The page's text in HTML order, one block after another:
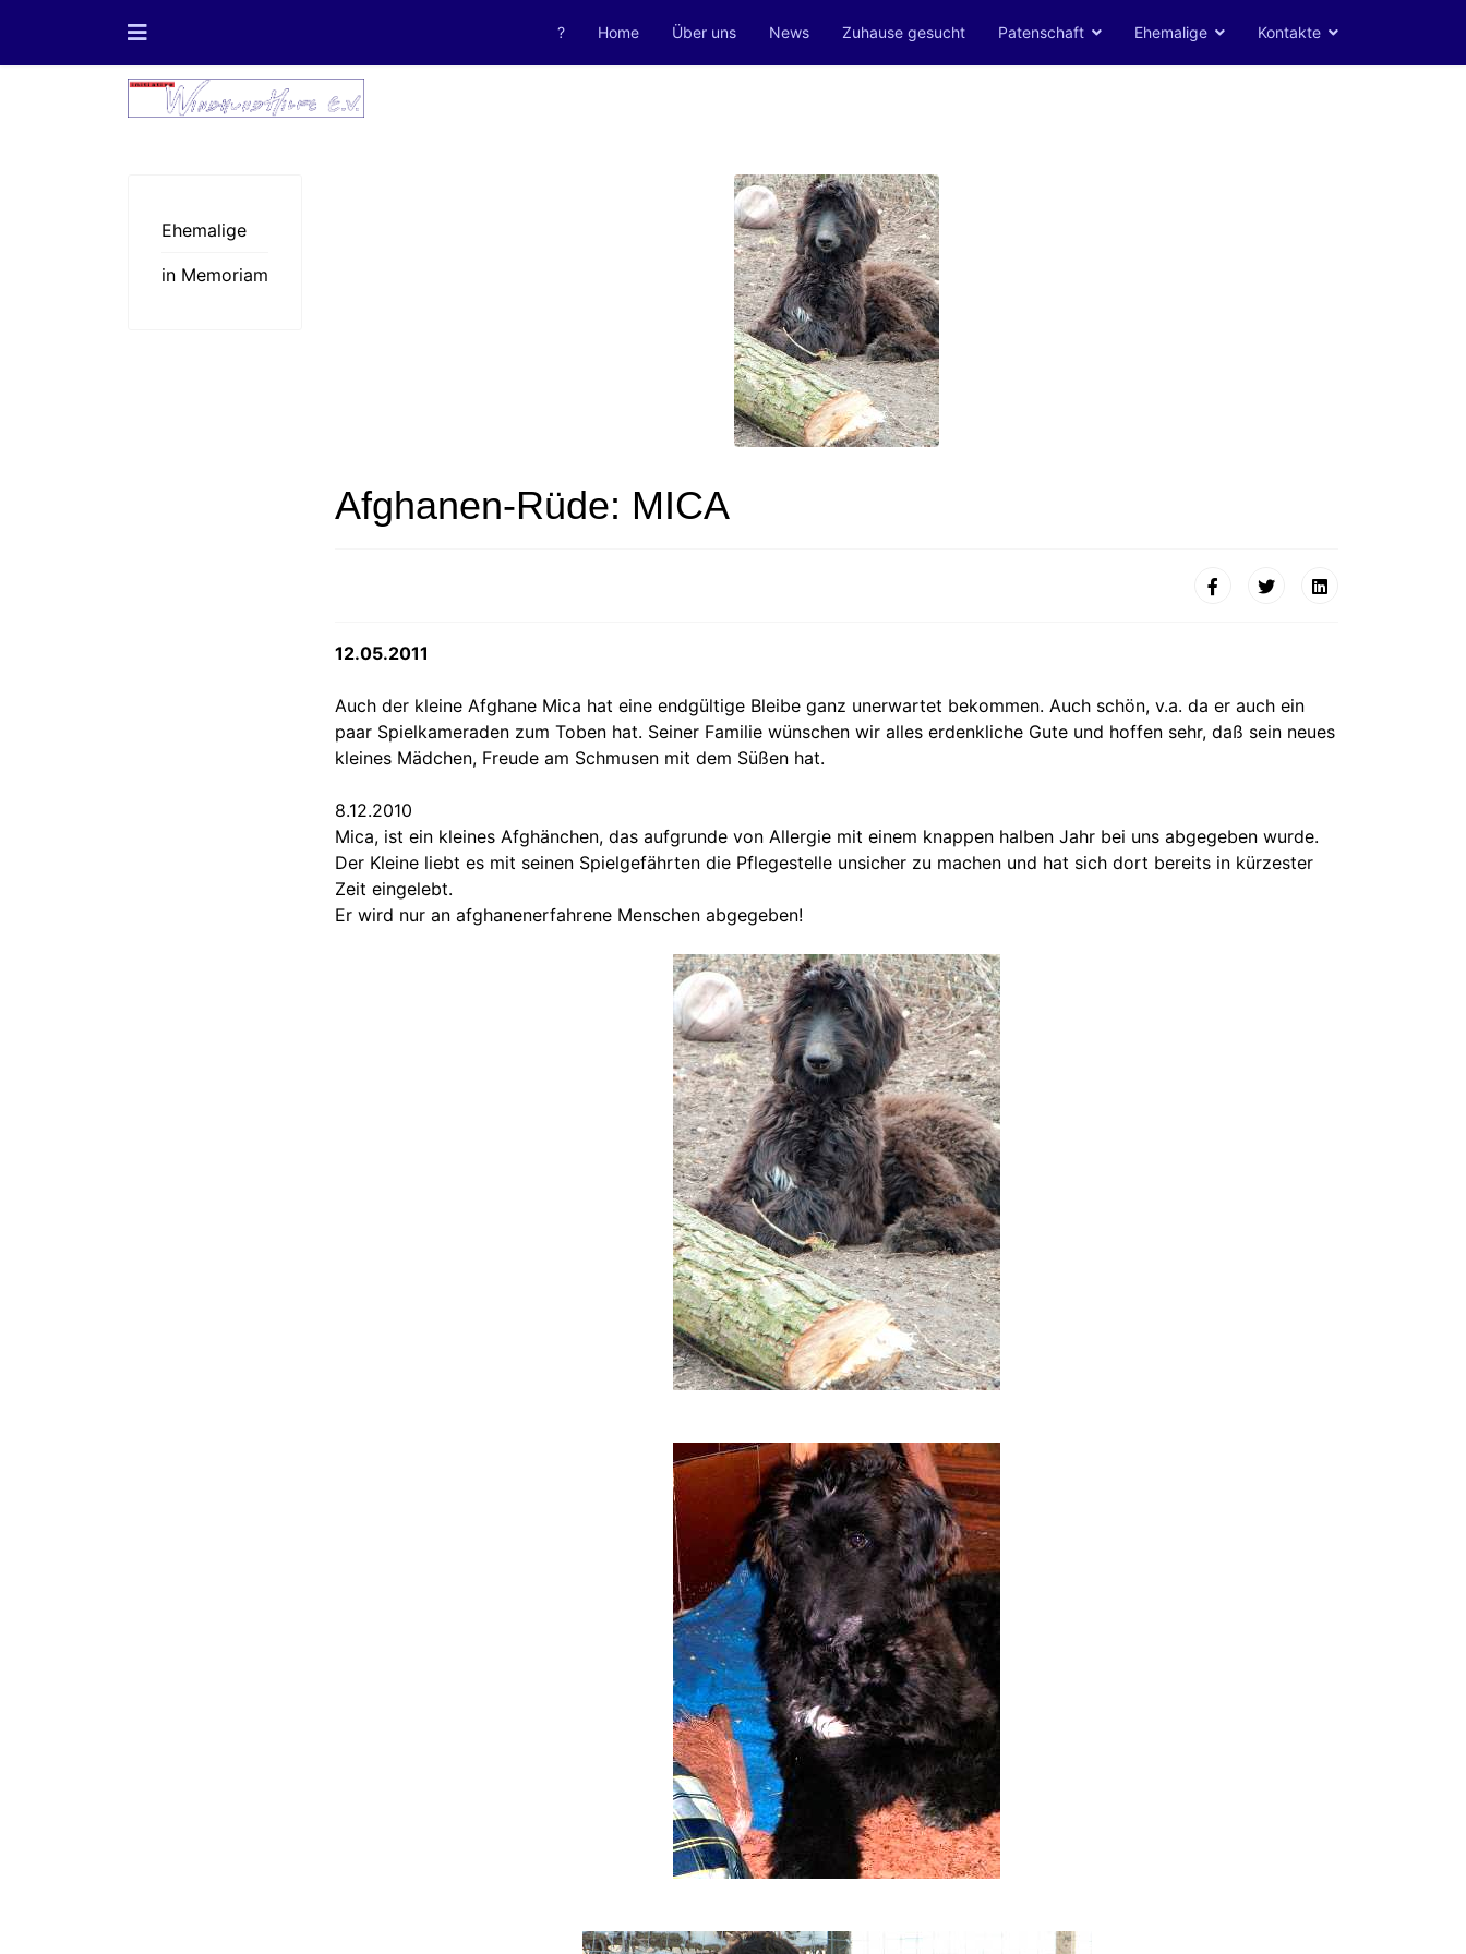
? Home Über uns News Zuhause gesucht Patenschaft Ehemalige Kontakte
Ehemalige
in Memoriam
Afghanen-Rüde: MICA
12.05.2011
Auch der kleine Afghane Mica hat eine endgültige Bleibe ganz unerwartet bekommen. Auch schön, v.a. da er auch ein
paar Spielkameraden zum Toben hat. Seiner Familie wünschen wir alles erdenkliche Gute und hoffen sehr, daß sein neues
kleines Mädchen, Freude am Schmusen mit dem Süßen hat.
8.12.2010
Mica, ist ein kleines Afghänchen, das aufgrunde von Allergie mit einem knappen halben Jahr bei uns abgegeben wurde.
Der Kleine liebt es mit seinen Spielgefährten die Pflegestelle unsicher zu machen und hat sich dort bereits in kürzester
Zeit eingelebt.
Er wird nur an afghanenerfahrene Menschen abgegeben!